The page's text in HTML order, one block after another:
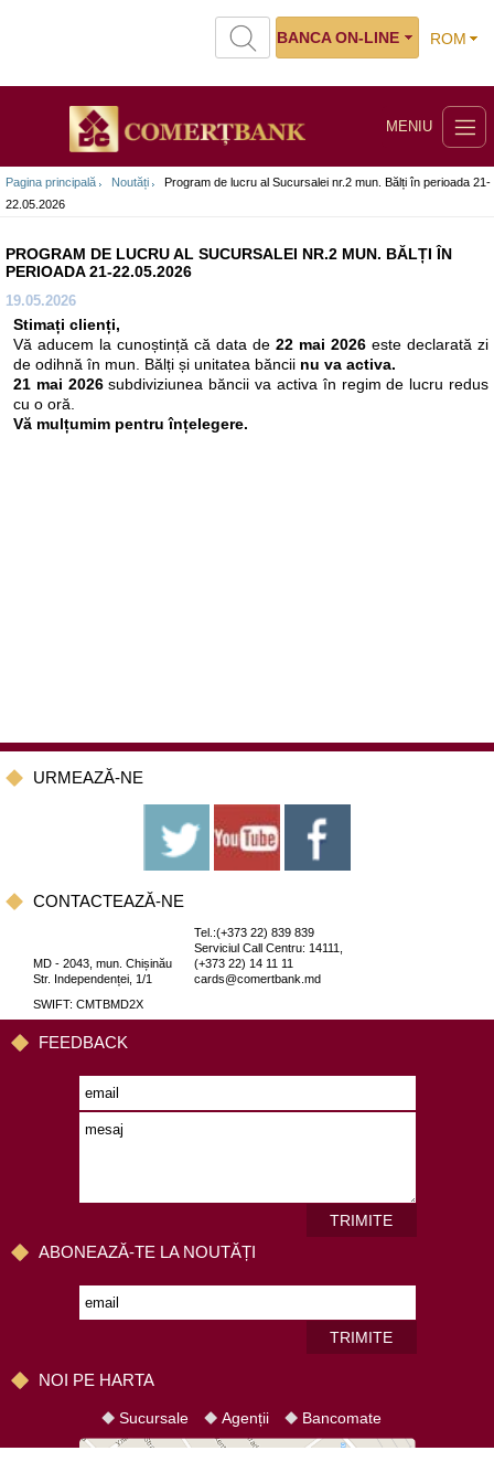
ROM
BANCA ON-LINE
MENIU
Pagina principală Noutăți
Program de lucru al Sucursalei nr.2 mun. Bălți în perioada 21-
22.05.2026
PROGRAM DE LUCRU AL SUCURSALEI NR.2 MUN. BĂLȚI ÎN
PERIOADA 21-22.05.2026
19.05.2026
Stimați clienți,
Vă aducem la cunoștință că data de 22 mai 2026 este declarată zi
de odihnă în mun. Bălți și unitatea băncii nu va activa.
21 mai 2026subdiviziunea băncii va activa în regim de lucru redus
cu o oră.
Vă mulțumim pentru înțelegere.
URMEAZĂ-NE
CONTACTEAZĂ-NE
MD - 2043, mun. Chișinău
Str. Independenței, 1/1
Tel.:(+373 22) 839 839
Serviciul Call Centru: 14111,
(+373 22) 14 11 11
cards@comertbank.md
SWIFT: CMTBMD2X
FEEDBACK
TRIMITE
ABONEAZĂ-TE LA NOUTĂȚI
TRIMITE
NOI PE HARTA
Sucursale Agenții Bancomate